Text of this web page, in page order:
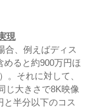
現
合、例えばディス
めると約900万円ほ
。それに対して、
じ大きさで8K映像
と半分以下のコス